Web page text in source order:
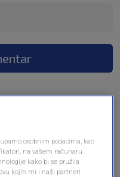
osobnim podacima, kao
na vašem računaru .
kako bi se pružila
kojih mi i naši partneri